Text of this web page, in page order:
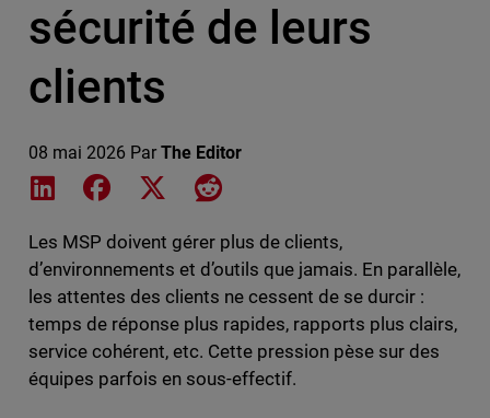
sécurité de leurs
clients
08 mai 2026 Par The Editor
Share on LinkedIn
Share on Facebook
Share on XShare on Reddit
Les MSP doivent gérer plus de clients,
d’environnements et d’outils que jamais. En parallèle,
les attentes des clients ne cessent de se durcir :
temps de réponse plus rapides, rapports plus clairs,
service cohérent, etc. Cette pression pèse sur des
équipes parfois en sous-effectif.